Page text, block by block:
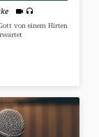
von einem Hirten